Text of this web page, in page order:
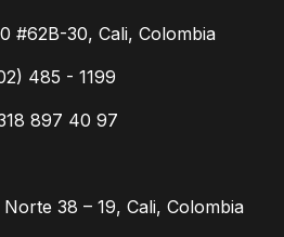
#62B-30, Cali, Colombia
485 - 1199
897 40 97
Norte 38 – 19, Cali, Colombia